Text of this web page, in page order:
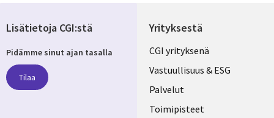
Yrityksestä
Useful
links
FINLAND
CGI yrityksenä
Vastuullisuus & ESG
Palvelut
Toimipisteet
Lisätietoja CGI:stä
Pidämme sinut ajan tasalla
Tilaa